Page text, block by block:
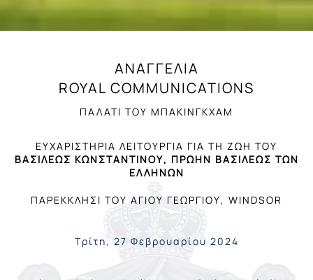
ΑΝΑΓΓΕΛΙΑ
ROYAL COMMUNICATIONS
ΠΑΛΑΤΙ ΤΟΥ ΜΠΑΚΙΝΓΚΧΑΜ
ΕΥΧΑΡΙΣΤHΡΙΑ ΛΕΙΤΟΥΡΓΙΑ ΓΙΑ ΤΗ ΖΩH ΤΟΥ
ΒΑΣΙΛΕΩΣ ΚΩΝΣΤΑΝΤIΝΟΥ, ΠΡΩΗΝ ΒΑΣΙΛΕΩΣ ΤΩΝ
ΕΛΛHΝΩΝ
ΠΑΡΕΚΚΛHΣΙ ΤΟΥ ΑΓIΟΥ ΓΕΩΡΓIΟΥ, WINDSOR
Τρίτη, 27 Φεβρουαρίου 2024